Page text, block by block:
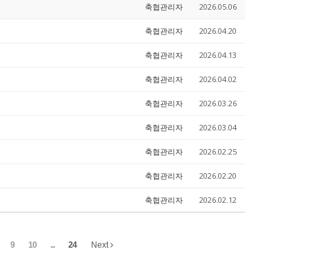
축협관리자 2026.05.06
축협관리자 2026.04.20
축협관리자 2026.04.13
축협관리자 2026.04.02
축협관리자 2026.03.26
축협관리자 2026.03.04
축협관리자 2026.02.25
축협관리자 2026.02.20
축협관리자 2026.02.12
9 10 ... 24 Next